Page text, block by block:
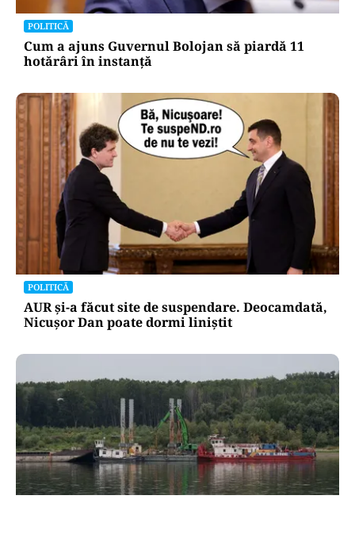
POLITICĂ
Cum a ajuns Guvernul Bolojan să piardă 11
hotărâri în instanță
POLITICĂ
AUR și-a făcut site de suspendare. Deocamdată,
Nicușor Dan poate dormi liniștit